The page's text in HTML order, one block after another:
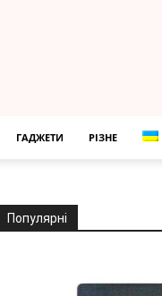
ГАДЖЕТИ РІЗНЕ
Популярні